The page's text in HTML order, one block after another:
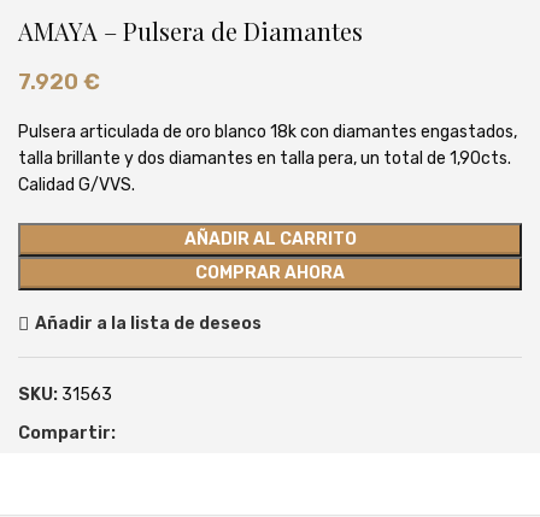
AMAYA – Pulsera de Diamantes
7.920 €
Pulsera articulada de oro blanco 18k con diamantes engastados,
talla brillante y dos diamantes en talla pera, un total de 1,90cts.
Calidad G/VVS.
AÑADIR AL CARRITO
COMPRAR AHORA
Añadir a la lista de deseos
SKU: 31563
Compartir: